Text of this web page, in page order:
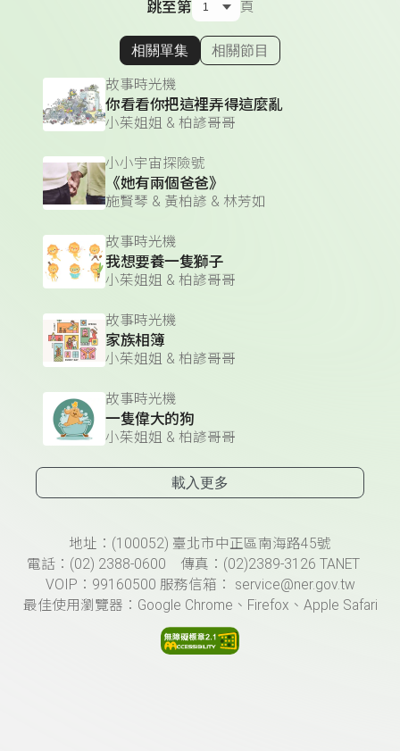
跳至第 頁
顯示相關單集
相關單集 相關節目
故事時光機
你看看你把這裡弄得這麼亂
小茱姐姐 & 柏諺哥哥
小小宇宙探險號
《她有兩個爸爸》
施賢琴 & 黃柏諺 & 林芳如
故事時光機
我想要養一隻獅子
小茱姐姐 & 柏諺哥哥
故事時光機
家族相簿
小茱姐姐 & 柏諺哥哥
故事時光機
一隻偉大的狗
小茱姐姐 & 柏諺哥哥
載入更多
頁尾資訊地址：(100052) 臺北市中正區南海路45號
電話：(02) 2388-0600 傳真：(02)2389-3126 TANET
VOIP：99160500 服務信箱： service@ner.gov.tw
最佳使用瀏覽器：Google Chrome、Firefox、Apple Safari